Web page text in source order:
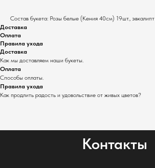
Состав букета: Розы белые (Кения 40см) 19шт., эвкалипт
Доставка
Оплата
Правила ухода
Доставка
Как мы доставляем наши букеты.
Оплата
Способы оплаты.
Правила ухода
Как продлить радость и удовольствие от живых цветов?
Контакты